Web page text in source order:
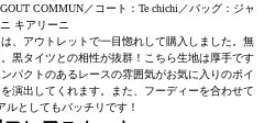
COMMUN／コート：Te chichi／バッグ：ジャ
キアリーニ
、アウトレットで一目惚れして購入しました。無
黒タイツとの相性が抜群！こちら生地は厚手です
パクトのあるレースの雰囲気がお気に入りのポイ
演出してくれます。また、フーディーを合わせて
ルとしてもバッチリです！